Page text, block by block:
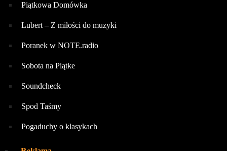
Piątkowa Domówka
Lubert – Z miłości do muzyki
Poranek w NOTE.radio
Sobota na Piątke
Soundcheck
Spod Taśmy
Pogaduchy o klasykach